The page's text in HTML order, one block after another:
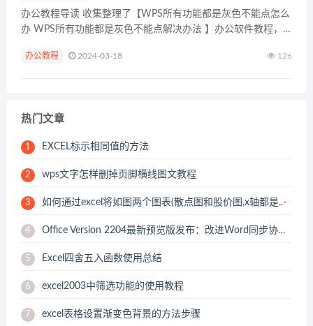
办公教程导读 收集整理了【WPS所有功能都是灰色不能点怎么
办 WPS所有功能都是灰色不能点解决办法 】办公软件教程，
文章包含266字，纯文字阅读大概需要1分钟。 办公...
办公教程 2024-03-18 126
热门文章
1 EXCEL标示相同值的方法
2 wps文字怎样删掉页脚横线图文教程
3 如何通过excel将如图两个图表(散点图和股价图,x轴都是..-
4 Office Version 2204最新预览版发布：改进Word同步协作功能
5 Excel四舍五入函数使用总结
6 excel2003中筛选功能的使用教程
7 excel表格设置渐变色背景的方法步骤